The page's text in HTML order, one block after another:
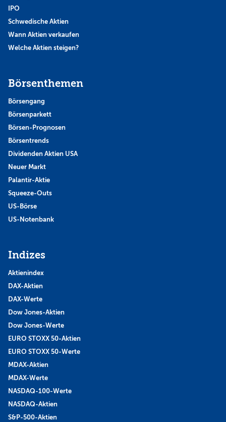
IPO
Schwedische Aktien
Wann Aktien verkaufen
Welche Aktien steigen?
Börsenthemen
Börsengang
Börsenparkett
Börsen-Prognosen
Börsentrends
Dividenden Aktien USA
Neuer Markt
Palantir-Aktie
Squeeze-Outs
US-Börse
US-Notenbank
Indizes
Aktienindex
DAX-Aktien
DAX-Werte
Dow Jones-Aktien
Dow Jones-Werte
EURO STOXX 50-Aktien
EURO STOXX 50-Werte
MDAX-Aktien
MDAX-Werte
NASDAQ-100-Werte
NASDAQ-Aktien
S&P-500-Aktien